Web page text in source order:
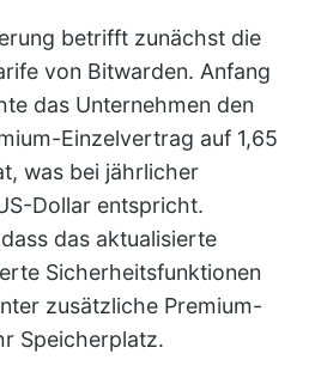
betrifft zunächst die
von Bitwarden. Anfang
das Unternehmen den
Einzelvertrag auf 1,65
was bei jährlicher
Dollar entspricht.
das aktualisierte
Sicherheitsfunktionen
zusätzliche Premium-
Speicherplatz.